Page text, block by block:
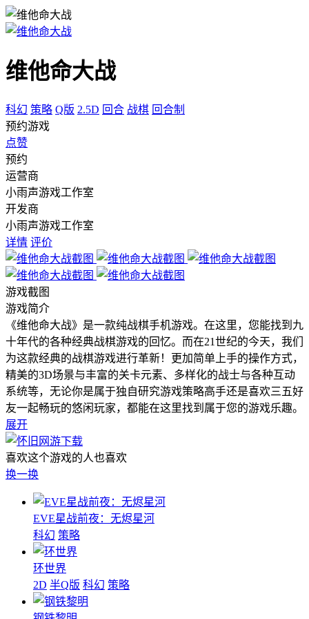
维他命大战
科幻 策略 Q版 2.5D 回合 战棋 回合制
预约游戏
点赞
预约
运营商
小雨声游戏工作室
开发商
小雨声游戏工作室
详情 评价
游戏截图
游戏简介
《维他命大战》是一款纯战棋手机游戏。在这里，您能找到九
十年代的各种经典战棋游戏的回忆。而在21世纪的今天，我们
为这款经典的战棋游戏进行革新！更加简单上手的操作方式，
精美的3D场景与丰富的关卡元素、多样化的战士与各种互动
系统等，无论你是属于独自研究游戏策略高手还是喜欢三五好
友一起畅玩的悠闲玩家，都能在这里找到属于您的游戏乐趣。
展开
喜欢这个游戏的人也喜欢
换一换
EVE星战前夜：无烬星河
科幻 策略
环世界
2D 半Q版 科幻 策略